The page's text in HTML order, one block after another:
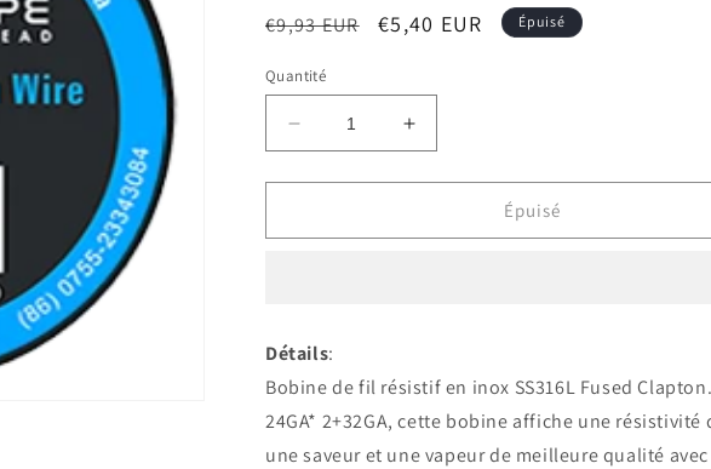
Prix
€9,93 EUR
Prix
€5,40 EUR Épuisé
Quantité
Réduire
la
quantité
SS316L
Vape
Augmenter
la
quantité
SS316L
Épuisé
Détails:
Bobine de fil résistif en inox SS316L Fused
24GA* 2+32GA, cette bobine affiche une
une saveur et une vapeur de meilleure qualité